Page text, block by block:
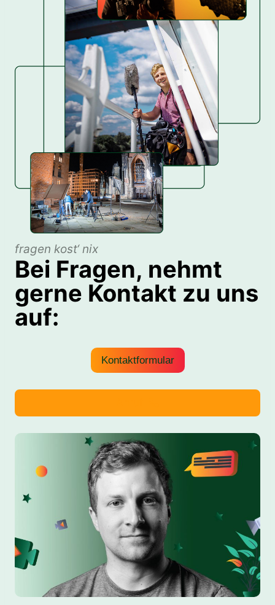
fragen kost‘ nix
Bei Fragen, nehmt
gerne Kontakt zu uns
auf:
Kontaktformular